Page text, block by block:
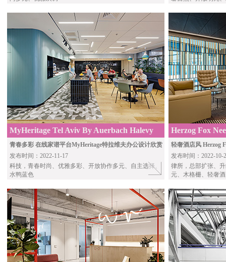
MyHeritage Tel Aviv By Auerbach Halevy
Architects
青春多彩 在线家谱平台MyHeritage特拉维夫办公设计欣赏
发布时间：2022-11-17
科技 ，青春时尚、优雅多彩、开放协作多元、自主选择、
水鸭蓝色
Herzog Fox
Auerbach
轻奢酒店风 Herzog
发布时间：2022-10-
律所 ，总部扩张、
元、木格栅、轻奢